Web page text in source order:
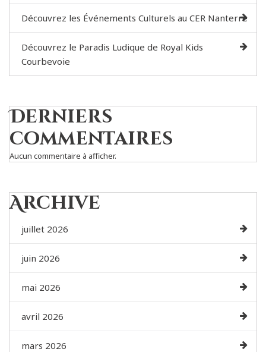
Découvrez les Événements Culturels au CER Nanterre
Découvrez le Paradis Ludique de Royal Kids
Courbevoie
Derniers
commentaires
Aucun commentaire à afficher.
Archive
juillet 2026
juin 2026
mai 2026
avril 2026
mars 2026